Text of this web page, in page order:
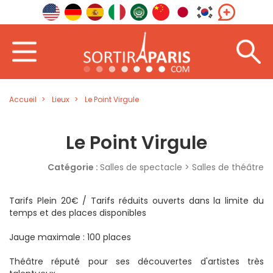
Accueil Lieux Le Point Virgule
Le Point Virgule
Catégorie : Salles de spectacle > Salles de théâtre
Tarifs Plein 20€ / Tarifs réduits ouverts dans la limite du
temps et des places disponibles
Jauge maximale : 100 places
Théâtre réputé pour ses découvertes d'artistes très